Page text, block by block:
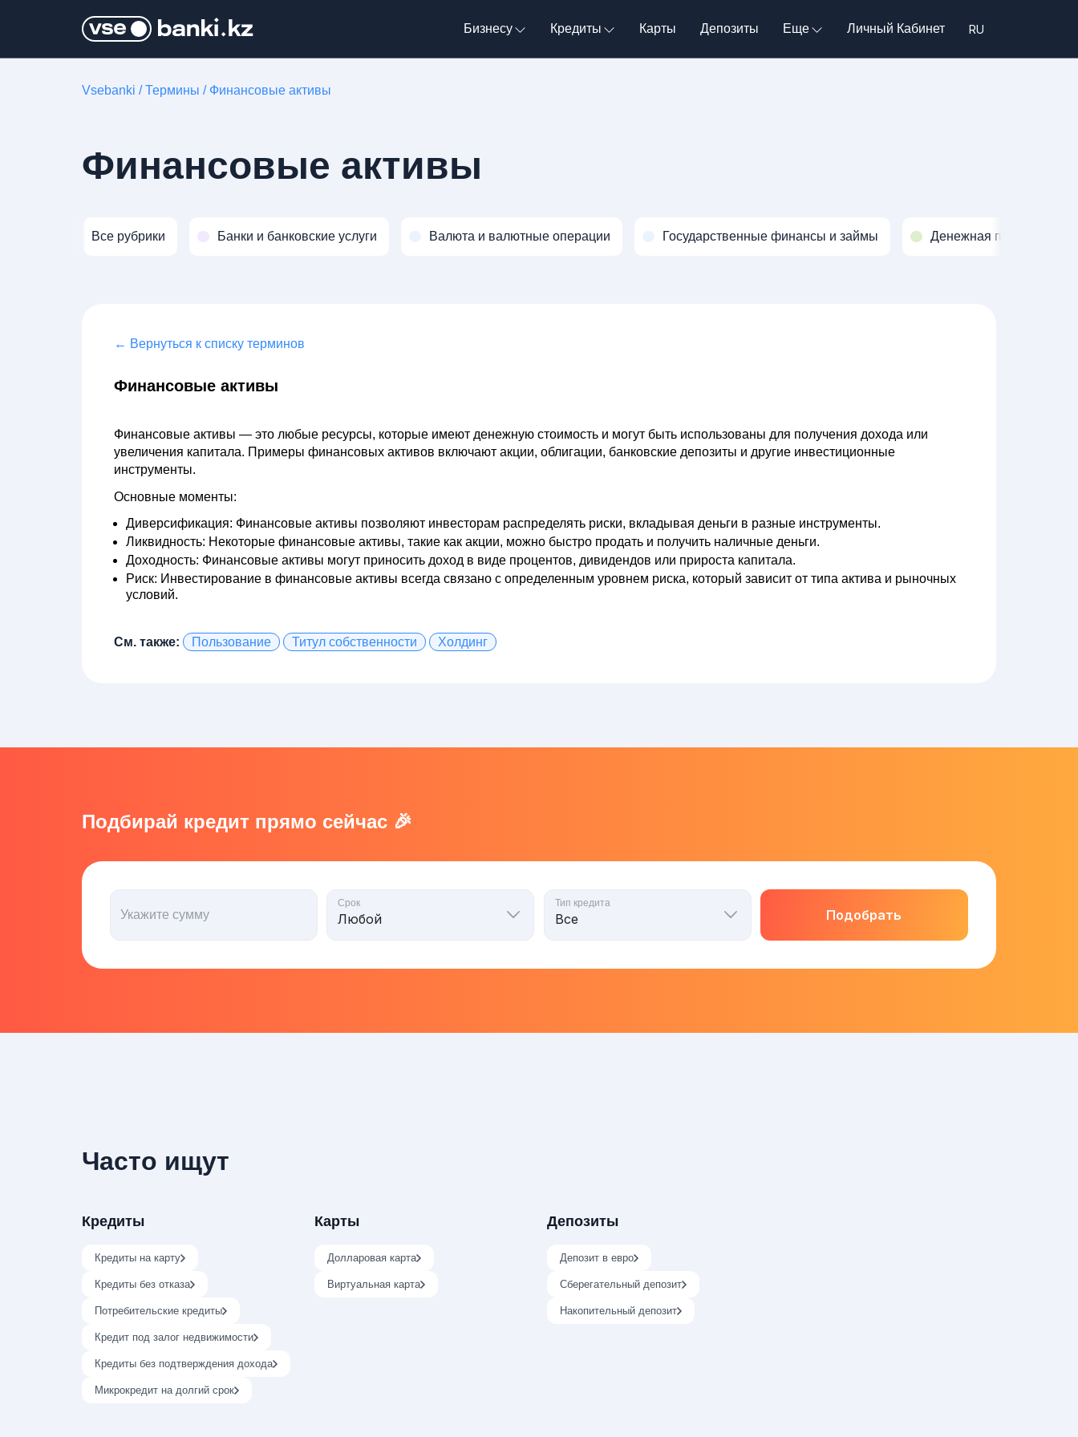
Бизнесу Кредиты Карты Депозиты Еще Личный Кабинет
Vsebanki /Термины / Финансовые активы
Финансовые активы
Все рубрики Банки и банковские услуги Валюта и валютные операции Государственные финансы и займы Денежная политика и
← Вернуться к списку терминов
Финансовые активы
Финансовые активы — это любые ресурсы, которые имеют денежную стоимость и могут быть использованы для получения дохода или
увеличения капитала. Примеры финансовых активов включают акции, облигации, банковские депозиты и другие инвестиционные
инструменты.
Основные моменты:
Диверсификация: Финансовые активы позволяют инвесторам распределять риски, вкладывая деньги в разные инструменты.
Ликвидность: Некоторые финансовые активы, такие как акции, можно быстро продать и получить наличные деньги.
Доходность: Финансовые активы могут приносить доход в виде процентов, дивидендов или прироста капитала.
Риск: Инвестирование в финансовые активы всегда связано с определенным уровнем риска, который зависит от типа актива и рыночных
условий.
См. также: Пользование Титул собственности Холдинг
Подбирай кредит прямо сейчас 🎉
Укажите сумму
Срок Тип кредита
Подобрать
Часто ищут
Кредиты
Кредиты на карту
Кредиты без отказа
Потребительские кредиты
Кредит под залог недвижимости
Кредиты без подтверждения дохода
Микрокредит на долгий срок
Карты
Долларовая карта
Виртуальная карта
Депозиты
Депозит в евро
Сберегательный депозит
Накопительный депозит